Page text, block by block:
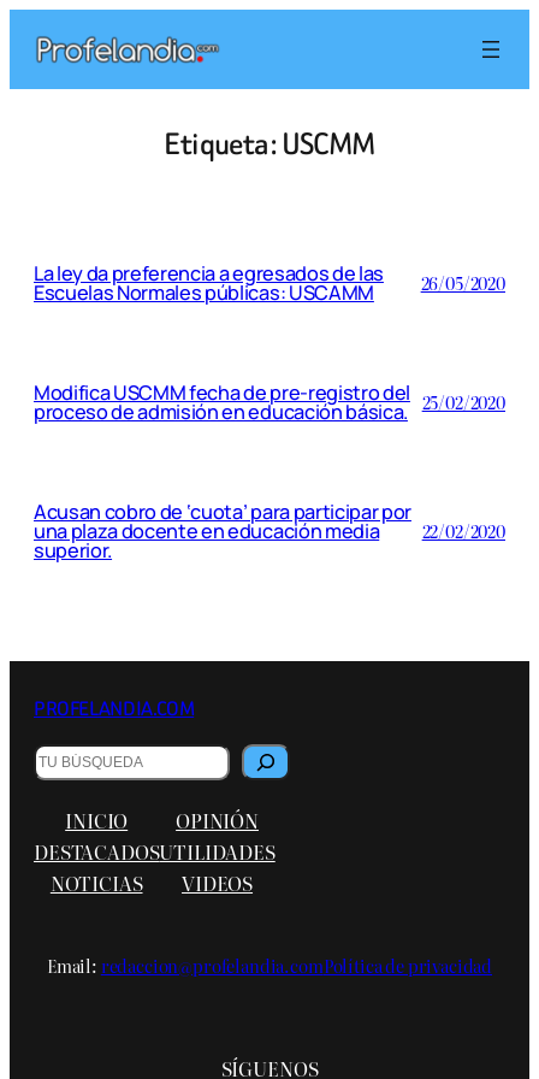
contenido
Etiqueta:USCMM
La ley da preferencia a egresados de las
Escuelas Normales públicas: USCAMM 26/05/2020
Modifica USCMM fecha de pre-registro del
proceso de admisión en educación básica. 25/02/2020
Acusan cobro de ‘cuota’ para participar por
una plaza docente en educación media
superior.
22/02/2020
PROFELANDIA.COM
Buscar
INICIO
DESTACADOS
NOTICIAS
OPINIÓN
UTILIDADES
VIDEOS
Email:redaccion@profelandia.comPolítica de privacidad
SÍGUENOS